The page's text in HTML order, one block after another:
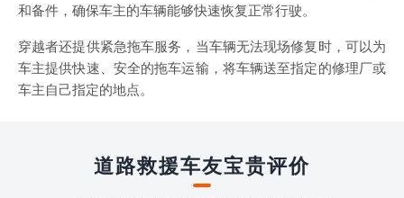
和备件，确保车主的车辆能够快速恢复正常行驶。
穿越者还提供紧急拖车服务，当车辆无法现场修复时，可以为
车主提供快速、安全的拖车运输，将车辆送至指定的修理厂或
车主自己指定的地点。
道路救援车友宝贵评价